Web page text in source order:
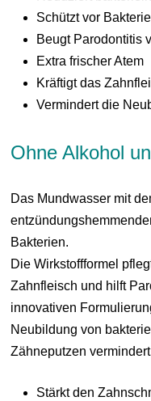
Schützt vor
Beugt Parodontitis
Extra frischer Atem
Kräftigt das
Vermindert die
Ohne Alkohol
Das Mundwasser mit
Bakterien.
Die Wirkstoffformel
Zahnfleisch und hilft
innovativen
Neubildung von
Zähneputzen
Stärkt den